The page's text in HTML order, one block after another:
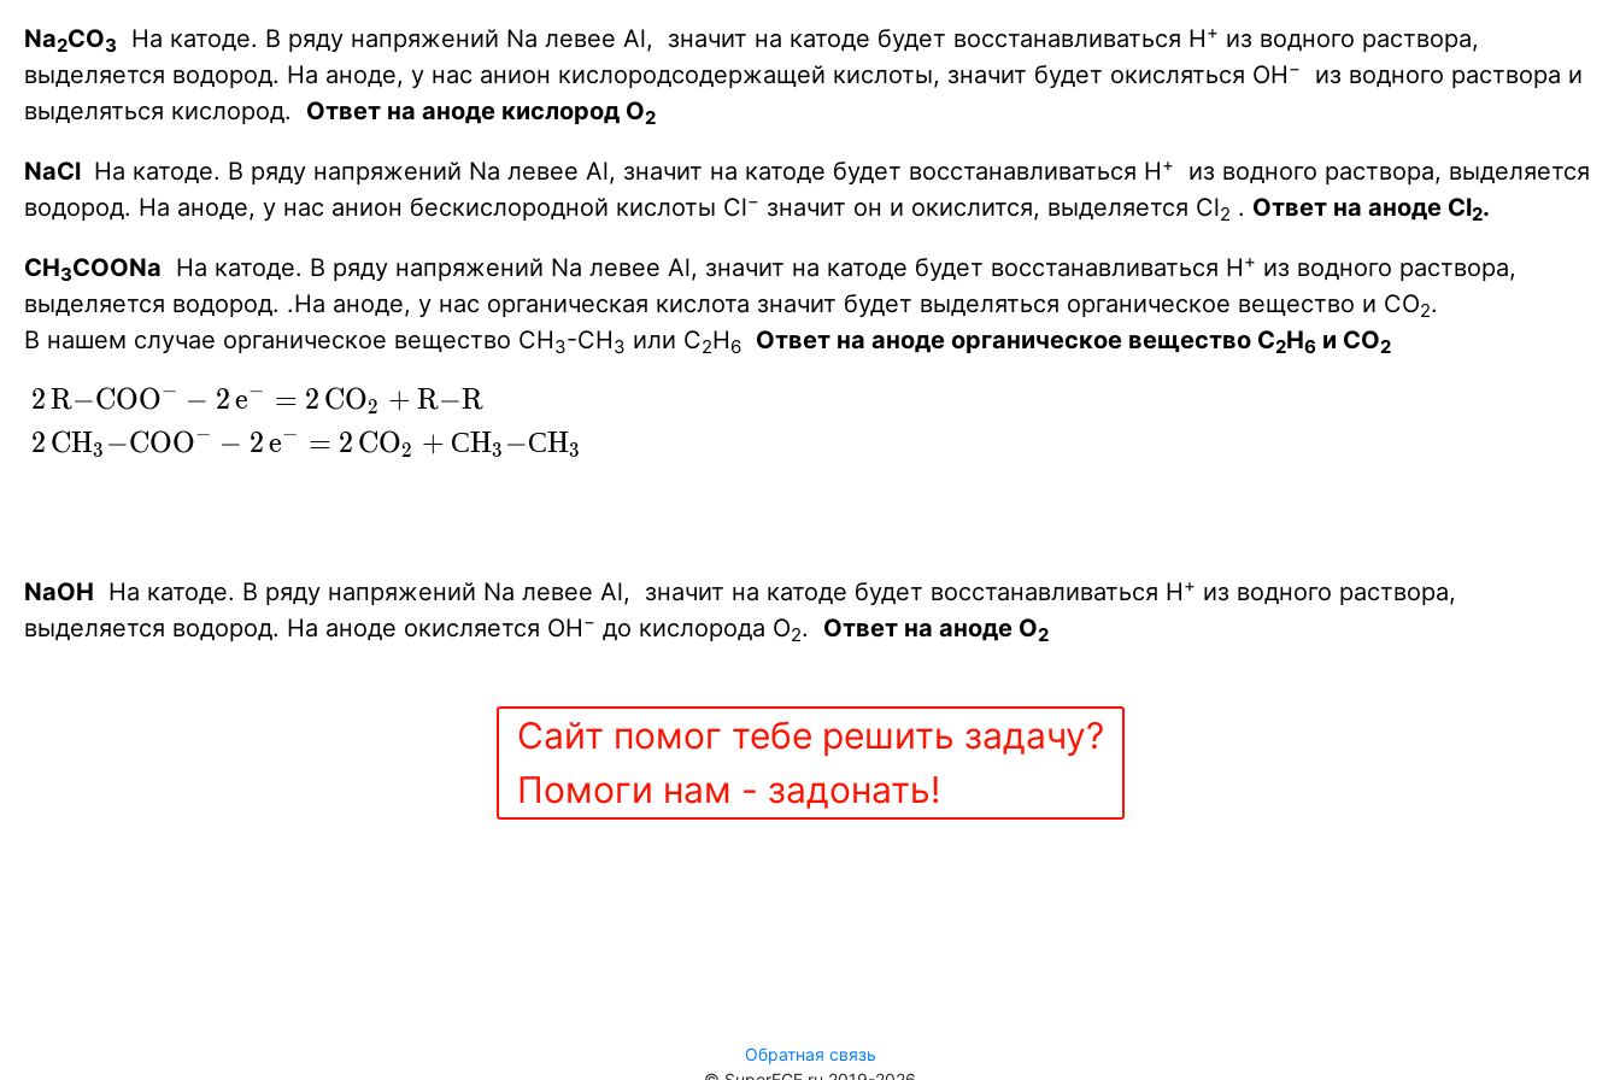
}
Na2CO3 На катоде. В ряду напряжений Na левее Al, значит на катоде будет восстанавливаться H+ из водного раствора,
выделяется водород. На аноде, у нас анион кислородсодержащей кислоты, значит будет окисляться OH−
из водного раствора и
выделяться кислород. Ответ на аноде кислород O2
NaCl На катоде. В ряду напряжений Na левее Al, значит на катоде будет восстанавливаться H+
из водного раствора, выделяется
водород. На аноде, у нас анион бескислородной кислоты Cl− значит он и окислится, выделяется Cl2 . Ответ на аноде Cl2.
CH3COONa На катоде. В ряду напряжений Na левее Al, значит на катоде будет восстанавливаться H+ из водного раствора,
выделяется водород. .На аноде, у нас органическая кислота значит будет выделяться органическое вещество и CO2.
В нашем случае органическое вещество CH3-CH3 или C2H6 Ответ на аноде органическое вещество C2H6 и CO2
\ce
{2R-
+ R-R
} \\
\ce
2R−COOX
− − 2eX
− = 2 COX
2 + R−R
2 CHX
3 −COOX
− − 2eX
− = 2 COX
2 + СHX
3 −СHX
3
NaOH На катоде. В ряду напряжений Na левее Al, значит на катоде будет восстанавливаться H+ из водного раствора,
выделяется водород. На аноде окисляется OH− до кислорода O2. Ответ на аноде O2
Сайт помог тебе решить задачу?
Помоги нам - задонать!
Обратная связь